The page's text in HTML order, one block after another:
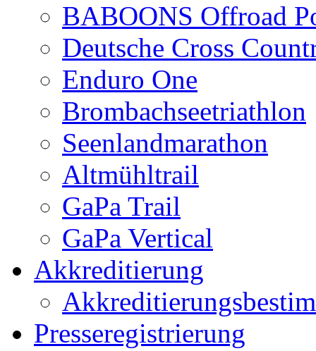
BABOONS Offroad
Deutsche Cross
Enduro One
Brombachseetriathlon
Seenlandmarathon
Altmühltrail
GaPa Trail
GaPa Vertical
Akkreditierung
Presseregistrierung